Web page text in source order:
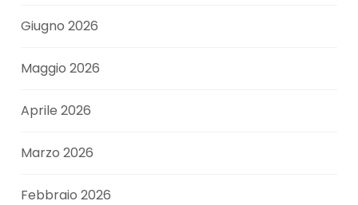
Giugno 2026
Maggio 2026
Aprile 2026
Marzo 2026
Febbraio 2026